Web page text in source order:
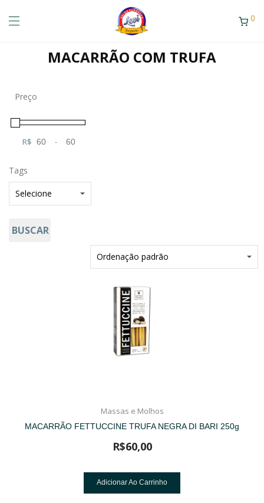
0
MACARRÃO COM TRUFA
Preço
R$ -
Tags
BUSCAR
Massas e Molhos
MACARRÃO FETTUCCINE TRUFA NEGRA DI BARI 250g
R$60,00
Adicionar Ao Carrinho